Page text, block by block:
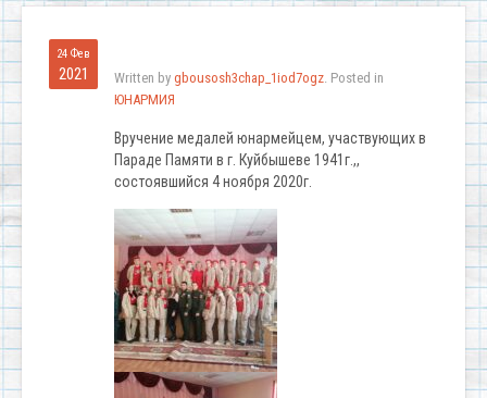
24 Фев
2021 Written by gbousosh3chap_1iod7ogz. Posted in
ЮНАРМИЯ
Вручение медалей юнармейцем, участвующих в
Параде Памяти в г. Куйбышеве 1941г.,,
состоявшийся 4 ноября 2020г.